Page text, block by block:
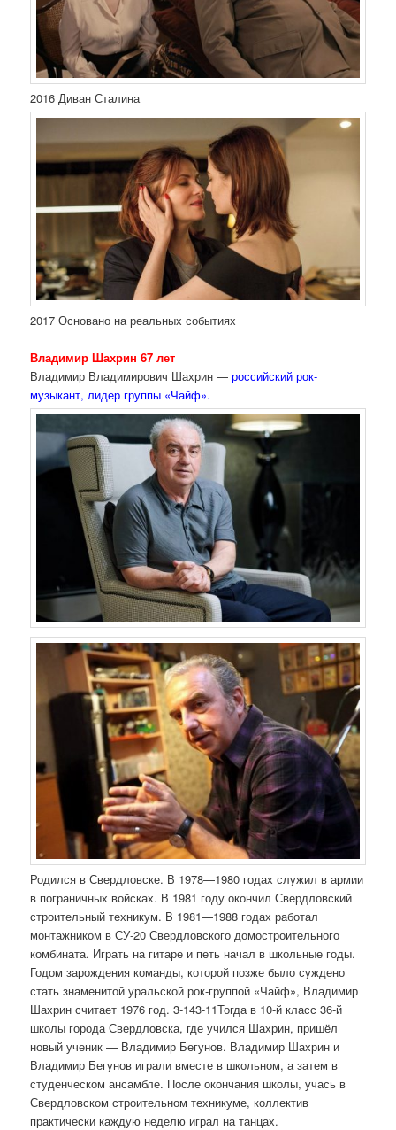
2016 Диван Сталина
2017 Основано на реальных событиях
Владимир Шахрин 67 лет
Владимир Владимирович Шахрин —российский рок-
музыкант, лидер группы «Чайф».
Родился в Свердловске. В 1978—1980 годах служил в армии
в пограничных войсках. В 1981 году окончил Свердловский
строительный техникум. В 1981—1988 годах работал
монтажником в СУ-20 Свердловского домостроительного
комбината. Играть на гитаре и петь начал в школьные годы.
Годом зарождения команды, которой позже было суждено
стать знаменитой уральской рок-группой «Чайф», Владимир
Шахрин считает 1976 год. 3-143-11Тогда в 10-й класс 36-й
школы города Свердловска, где учился Шахрин, пришёл
новый ученик — Владимир Бегунов. Владимир Шахрин и
Владимир Бегунов играли вместе в школьном, а затем в
студенческом ансамбле. После окончания школы, учась в
Свердловском строительном техникуме, коллектив
практически каждую неделю играл на танцах.